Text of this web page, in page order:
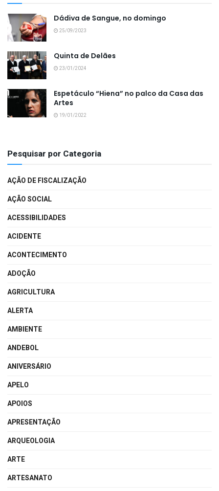
Dádiva de Sangue, no domingo
25/09/2023
Quinta de Delães
23/01/2024
Espetáculo “Hiena” no palco da Casa das
Artes
19/01/2022
Pesquisar por Categoria
AÇÃO DE FISCALIZAÇÃO
AÇÃO SOCIAL
ACESSIBILIDADES
ACIDENTE
ACONTECIMENTO
ADOÇÃO
AGRICULTURA
ALERTA
AMBIENTE
ANDEBOL
ANIVERSÁRIO
APELO
APOIOS
APRESENTAÇÃO
ARQUEOLOGIA
ARTE
ARTESANATO